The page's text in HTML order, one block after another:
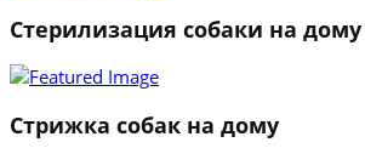
1
Стерилизация собаки на дому
Стрижка собак на дому